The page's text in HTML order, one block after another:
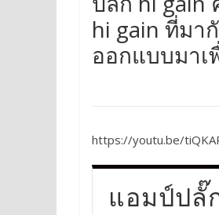
hi gain ที่มา
ออกแบบมาเ
https://youtu.be/
แอมป์ปลั๊